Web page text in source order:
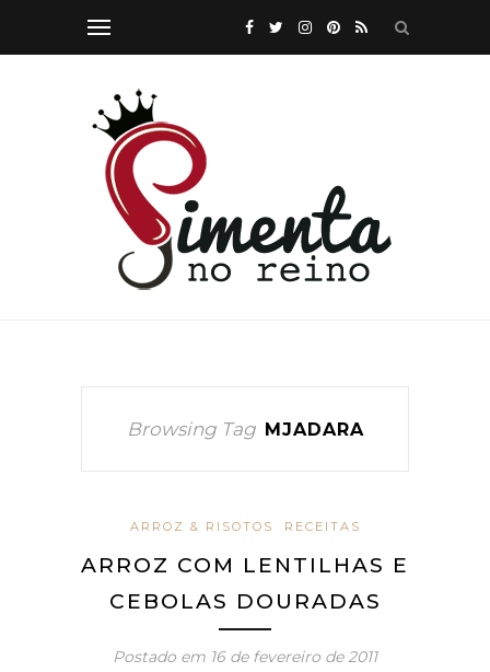
Browsing Tag MJADARA
ARROZ & RISOTOS RECEITAS
ARROZ COM LENTILHAS E
CEBOLAS DOURADAS
Postado em 16 de fevereiro de 2011